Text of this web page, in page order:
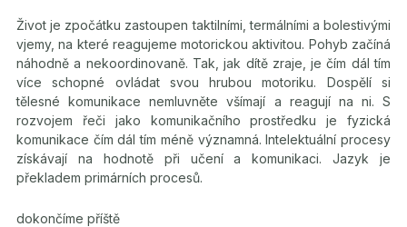
Život je zpočátku zastoupen taktilními, termálními a bolestivými
vjemy, na které reagujeme motorickou aktivitou. Pohyb začíná
náhodně a nekoordinovaně. Tak, jak dítě zraje, je čím dál tím
více schopné ovládat svou hrubou motoriku. Dospělí si
tělesné komunikace nemluvněte všímají a reagují na ni. S
rozvojem řeči jako komunikačního prostředku je fyzická
komunikace čím dál tím méně významná. Intelektuální procesy
získávají na hodnotě při učení a komunikaci. Jazyk je
překladem primárních procesů.
dokončíme příště